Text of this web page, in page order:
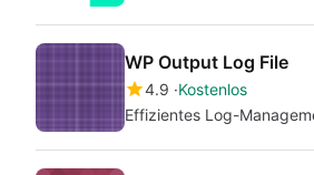
WP Output Log File
4.9 Kostenlos
Effizientes Log-